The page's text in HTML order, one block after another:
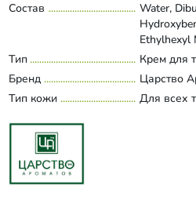
Состав
Water,
Ethylhexyl
Citrate,
Triazone,
Тип
Крем для
Бренд
Царство
Тип кожи
Для всех